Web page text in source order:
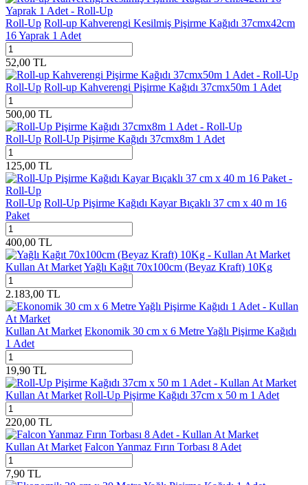
Roll-Up Roll-up Kahverengi Kesilmiş Pişirme Kağıdı 37cmx42cm
16 Yaprak 1 Adet
52,00 TL
Roll-Up Roll-up Kahverengi Pişirme Kağıdı 37cmx50m 1 Adet
500,00 TL
Roll-Up Roll-Up Pişirme Kağıdı 37cmx8m 1 Adet
125,00 TL
Roll-Up Roll-Up Pişirme Kağıdı Kayar Bıçaklı 37 cm x 40 m 16
Paket
400,00 TL
Kullan At MarketYağlı Kağıt 70x100cm (Beyaz Kraft) 10Kg
2.183,00 TL
Kullan At Market Ekonomik 30 cm x 6 Metre Yağlı Pişirme Kağıdı
1 Adet
19,90 TL
Kullan At Market Roll-Up Pişirme Kağıdı 37cm x 50 m 1 Adet
220,00 TL
Kullan At Market Falcon Yanmaz Fırın Torbası 8 Adet
7,90 TL